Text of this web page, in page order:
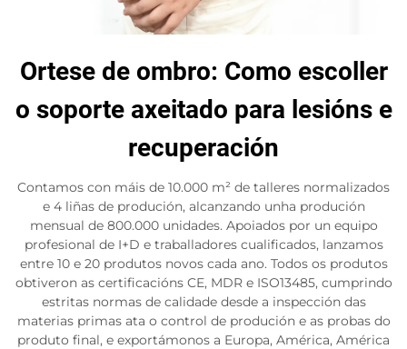
Ortese de ombro: Como escoller
o soporte axeitado para lesións e
recuperación
Contamos con máis de 10.000 m² de talleres normalizados
e 4 liñas de produción, alcanzando unha produción
mensual de 800.000 unidades. Apoiados por un equipo
profesional de I+D e traballadores cualificados, lanzamos
entre 10 e 20 produtos novos cada ano. Todos os produtos
obtiveron as certificacións CE, MDR e ISO13485, cumprindo
estritas normas de calidade desde a inspección das
materias primas ata o control de produción e as probas do
produto final, e exportámonos a Europa, América, América